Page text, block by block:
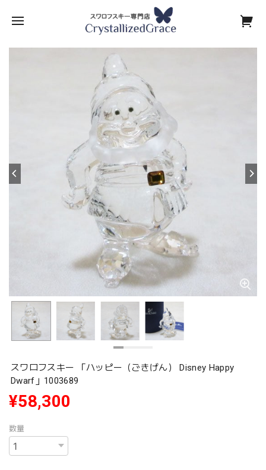
スワロフスキー 「ハッピー（ごきげん） Disney Happy
Dwarf」1003689
¥58,300
数量